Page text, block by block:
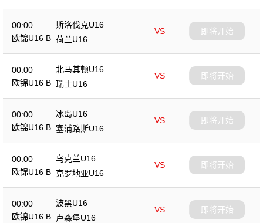
00:00
欧锦U16 B
斯洛伐克U16
VS
荷兰U16
即将开始
00:00
欧锦U16 B
北马其顿U16
VS
瑞士U16
即将开始
00:00
欧锦U16 B
冰岛U16
VS
塞浦路斯U16
即将开始
00:00
欧锦U16 B
乌克兰U16
VS
克罗地亚U16
即将开始
00:00
欧锦U16 B
波黑U16
VS
卢森堡U16
即将开始